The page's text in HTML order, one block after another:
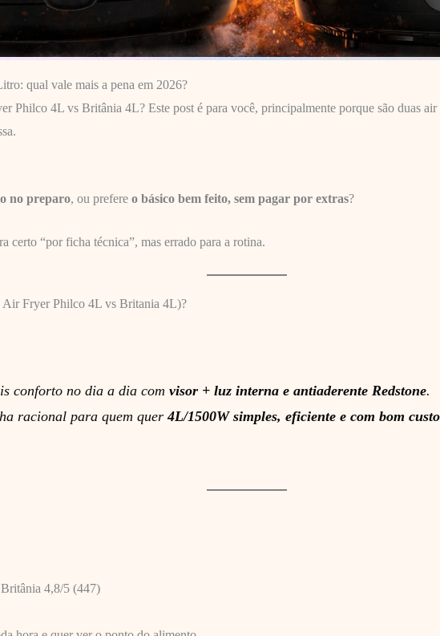
qual vale mais a pena em 2026?
Philco 4L vs Britânia 4L? Este post é para você, principalmente porque são duas
no preparo, ou prefere o básico bem feito, sem pagar por extras?
certo “por ficha técnica”, mas errado para a rotina.
Fryer Philco 4L vs Britania 4L)?
conforto no dia a dia com visor + luz interna e antiaderente Redstone.
racional para quem quer4L/1500W simples, eficiente e com bom
4,8/5 (447)